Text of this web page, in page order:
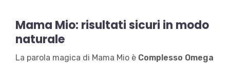
Mama Mio: risultati sicuri in modo
naturale
La parola magica di Mama Mio è Complesso Omega